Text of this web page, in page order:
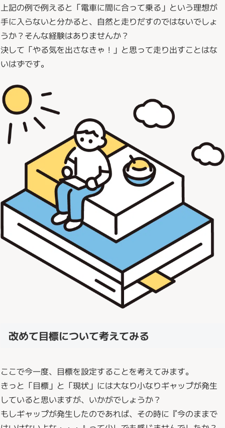
上記の例で例えると「電車に間に合って乗る」という理想が
手に入らないと分かると、自然と走りだすのではないでしょ
うか？そんな経験はありませんか？
決して「やる気を出さなきゃ！」と思って走り出すことはな
いはずです。
改めて目標について考えてみる
ここで今一度、目標を設定することを考えてみます。
きっと「目標」と「現状」には大なり小なりギャップが発生
していると思いますが、いかがでしょうか？
もしギャップが発生したのであれば、その時に『今のままで